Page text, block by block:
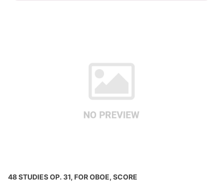
48 STUDIES OP. 31, FOR OBOE, SCORE